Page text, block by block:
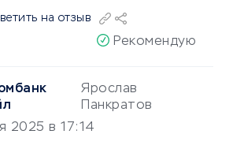
на отзыв
Рекомендую
Ярослав
Панкратов
2025 в 17:14